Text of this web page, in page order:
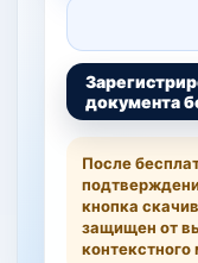
документа
После
кнопка
защищен от